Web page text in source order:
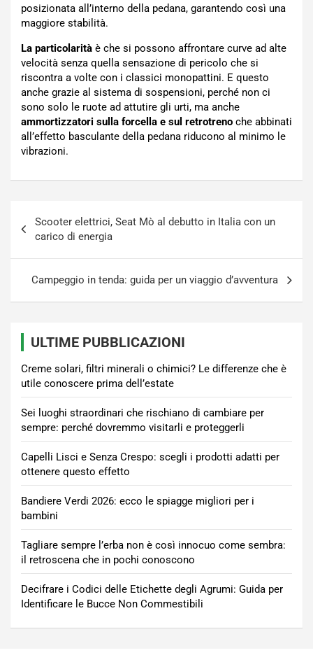
posizionata all’interno della pedana, garantendo così una
maggiore stabilità.
La particolarità è che si possono affrontare curve ad alte
velocità senza quella sensazione di pericolo che si
riscontra a volte con i classici monopattini. E questo
anche grazie al sistema di sospensioni, perché non ci
sono solo le ruote ad attutire gli urti, ma anche
ammortizzatori sulla forcella e sul retrotreno che abbinati
all’effetto basculante della pedana riducono al minimo le
vibrazioni.
articoli
Scooter elettrici, Seat Mò al debutto in Italia con un
carico di energia
Campeggio in tenda: guida per un viaggio d’avventura
ULTIME PUBBLICAZIONI
Creme solari, filtri minerali o chimici? Le differenze che è
utile conoscere prima dell’estate
Sei luoghi straordinari che rischiano di cambiare per
sempre: perché dovremmo visitarli e proteggerli
Capelli Lisci e Senza Crespo: scegli i prodotti adatti per
ottenere questo effetto
Bandiere Verdi 2026: ecco le spiagge migliori per i
bambini
Tagliare sempre l’erba non è così innocuo come sembra:
il retroscena che in pochi conoscono
Decifrare i Codici delle Etichette degli Agrumi: Guida per
Identificare le Bucce Non Commestibili